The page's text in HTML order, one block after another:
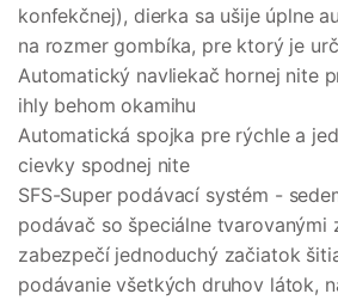
konfekčnej), dierka sa ušije úplne
na rozmer gombíka, pre ktorý je
Automatický navliekač hornej nite
ihly behom okamihu
Automatická spojka pre rýchle a
cievky spodnej nite
SFS-Super podávací systém -
podávač so špeciálne tvarovanými
zabezpečí jednoduchý začiatok
podávanie všetkých druhov látok,